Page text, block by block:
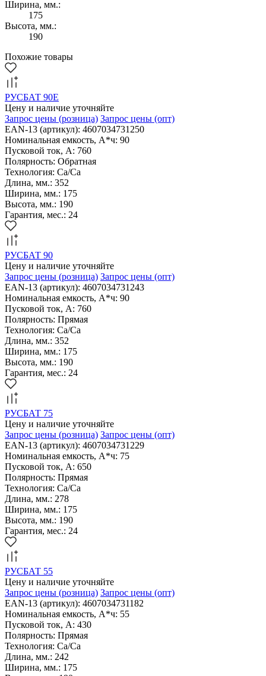
Ширина, мм.:
175
Высота, мм.:
190
Похожие товары
РУСБАТ 90Е
Цену и наличие уточняйте
Запрос цены (розница) Запрос цены (опт)
EAN-13 (артикул): 4607034731250
Номинальная емкость, А*ч: 90
Пусковой ток, А: 760
Полярность: Обратная
Технология: Са/Са
Длина, мм.: 352
Ширина, мм.: 175
Высота, мм.: 190
Гарантия, мес.: 24
РУСБАТ 90
Цену и наличие уточняйте
Запрос цены (розница) Запрос цены (опт)
EAN-13 (артикул): 4607034731243
Номинальная емкость, А*ч: 90
Пусковой ток, А: 760
Полярность: Прямая
Технология: Са/Са
Длина, мм.: 352
Ширина, мм.: 175
Высота, мм.: 190
Гарантия, мес.: 24
РУСБАТ 75
Цену и наличие уточняйте
Запрос цены (розница) Запрос цены (опт)
EAN-13 (артикул): 4607034731229
Номинальная емкость, А*ч: 75
Пусковой ток, А: 650
Полярность: Прямая
Технология: Са/Са
Длина, мм.: 278
Ширина, мм.: 175
Высота, мм.: 190
Гарантия, мес.: 24
РУСБАТ 55
Цену и наличие уточняйте
Запрос цены (розница) Запрос цены (опт)
EAN-13 (артикул): 4607034731182
Номинальная емкость, А*ч: 55
Пусковой ток, А: 430
Полярность: Прямая
Технология: Са/Са
Длина, мм.: 242
Ширина, мм.: 175